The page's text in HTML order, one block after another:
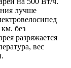
лучше
без
разряжается
вес